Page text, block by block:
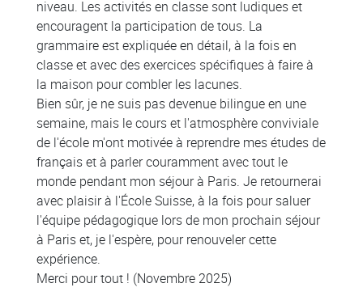
niveau. Les activités en classe sont ludiques et
encouragent la participation de tous. La
grammaire est expliquée en détail, à la fois en
classe et avec des exercices spécifiques à faire à
la maison pour combler les lacunes.
Bien sûr, je ne suis pas devenue bilingue en une
semaine, mais le cours et l'atmosphère conviviale
de l'école m'ont motivée à reprendre mes études de
français et à parler couramment avec tout le
monde pendant mon séjour à Paris. Je retournerai
avec plaisir à l'École Suisse, à la fois pour saluer
l'équipe pédagogique lors de mon prochain séjour
à Paris et, je l'espère, pour renouveler cette
expérience.
Merci pour tout ! (Novembre 2025)